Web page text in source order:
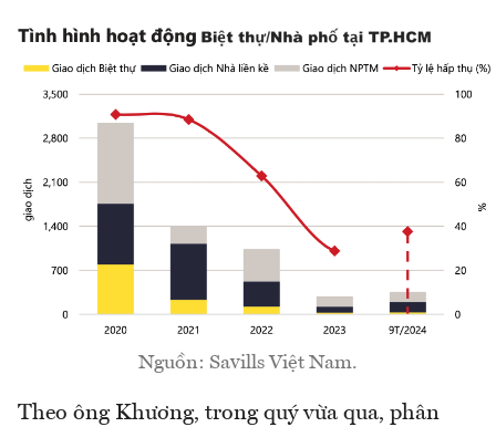
Nguồn: Savills Việt Nam.
Theo ông Khương, trong quý vừa qua, phân